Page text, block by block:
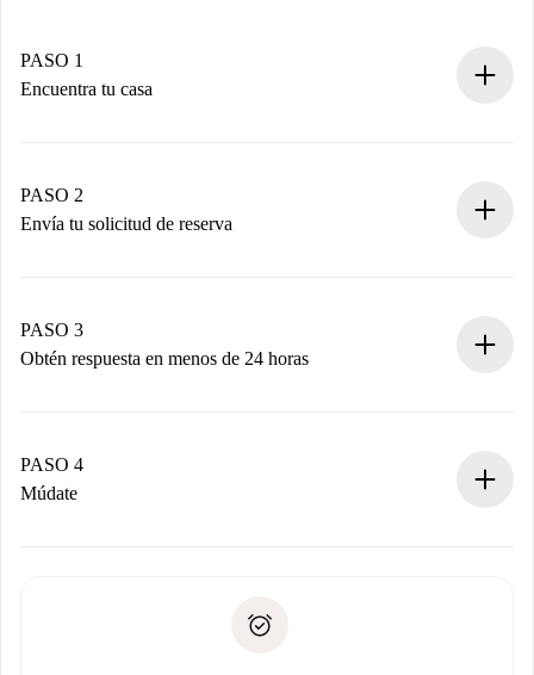
PASO 1
Encuentra tu casa
Tienes toda la información necesaria por adelantado.
PASO 2
Envía tu solicitud de reserva
propietario acepte.
PASO 3
Obtén respuesta en menos de 24 horas
contacto con el propietario.
Si es rechazada: No te haremos ningún cargo y te
Prueba de solvencia
PASO 4
Múdate
no nos comunicas ningún problema.